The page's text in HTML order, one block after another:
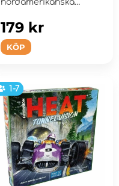
nordamerikanska
KÖP
179 kr
1-7